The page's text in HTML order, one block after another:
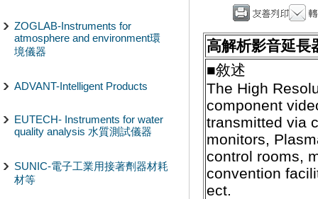
ZOGLAB-Instruments for
atmosphere and environment環
境儀器
ADVANT-Intelligent Products
EUTECH- Instruments for water
quality analysis 水質測試儀器
SUNIC-電子工業用接著劑器材耗
材等
高解析影音延長
■敘述
The High
component
transmitted via
monitors,
control rooms,
convention
ect.